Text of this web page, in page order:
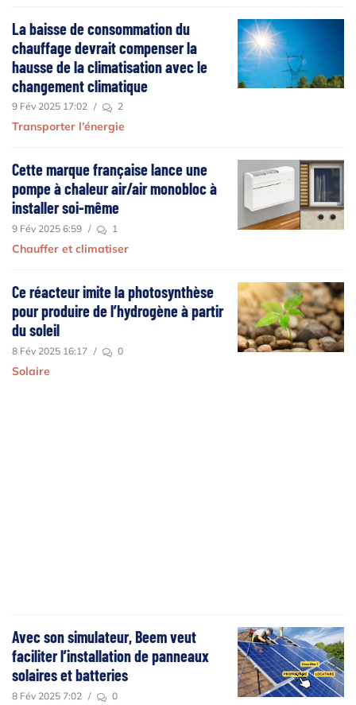
La baisse de consommation du
chauffage devrait compenser la
hausse de la climatisation avec le
changement climatique
9 Fév 2025 17:02 / 2
Transporter l’énergie
Cette marque française lance une
pompe à chaleur air/air monobloc à
installer soi-même
9 Fév 2025 6:59 / 1
Chauffer et climatiser
Ce réacteur imite la photosynthèse
pour produire de l’hydrogène à partir
du soleil
8 Fév 2025 16:17 / 0
Solaire
Avec son simulateur, Beem veut
faciliter l’installation de panneaux
solaires et batteries
8 Fév 2025 7:02 / 0